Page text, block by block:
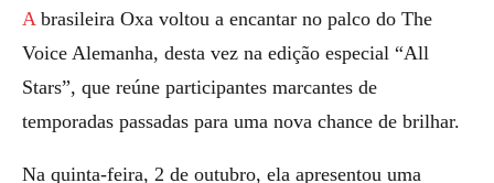
A brasileira Oxa voltou a encantar no palco do The
Voice Alemanha, desta vez na edição especial “All
Stars”, que reúne participantes marcantes de
temporadas passadas para uma nova chance de brilhar.
Na quinta-feira, 2 de outubro, ela apresentou uma